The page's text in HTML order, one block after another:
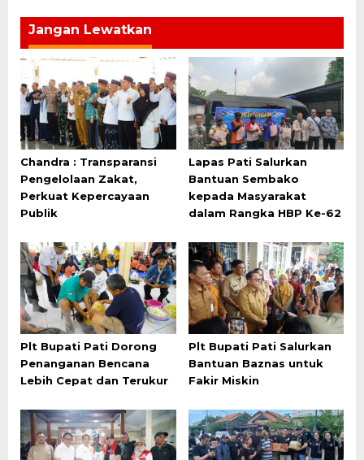
Jangan Lewatkan
Chandra : Transparansi
Pengelolaan Zakat,
Perkuat Kepercayaan
Publik
Lapas Pati Salurkan
Bantuan Sembako
kepada Masyarakat
dalam Rangka HBP Ke-62
Plt Bupati Pati Dorong
Penanganan Bencana
Lebih Cepat dan Terukur
Plt Bupati Pati Salurkan
Bantuan Baznas untuk
Fakir Miskin